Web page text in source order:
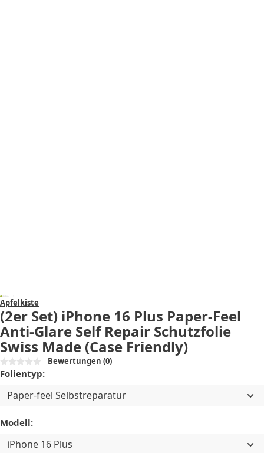
Apfelkiste
(2er Set) iPhone 16 Plus Paper-Feel
Anti-Glare Self Repair Schutzfolie
Swiss Made (Case Friendly)
Bewertungen (0)
Folientyp:
Paper-feel Selbstreparatur
Modell:
iPhone 16 Plus